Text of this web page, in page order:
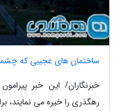
ساختمان های عجیبی که
خبرنگاران/ این خبر
رهگذری را خیره می نمایند،